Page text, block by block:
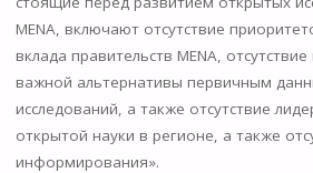
MENA, включают отсутствие
вклада правительств MENA,
важной альтернативы первичным
исследований, а также отсутствие
открытой науки в регионе, а также
информирования».